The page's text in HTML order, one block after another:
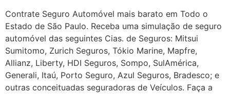
Contrate Seguro Automóvel mais barato em Todo o
Estado de São Paulo. Receba uma simulação de seguro
automóvel das seguintes Cias. de Seguros: Mitsui
Sumitomo, Zurich Seguros, Tókio Marine, Mapfre,
Allianz, Liberty, HDI Seguros, Sompo, SulAmérica,
Generali, Itaú, Porto Seguro, Azul Seguros, Bradesco; e
outras conceituadas seguradoras de Veículos. Faça a